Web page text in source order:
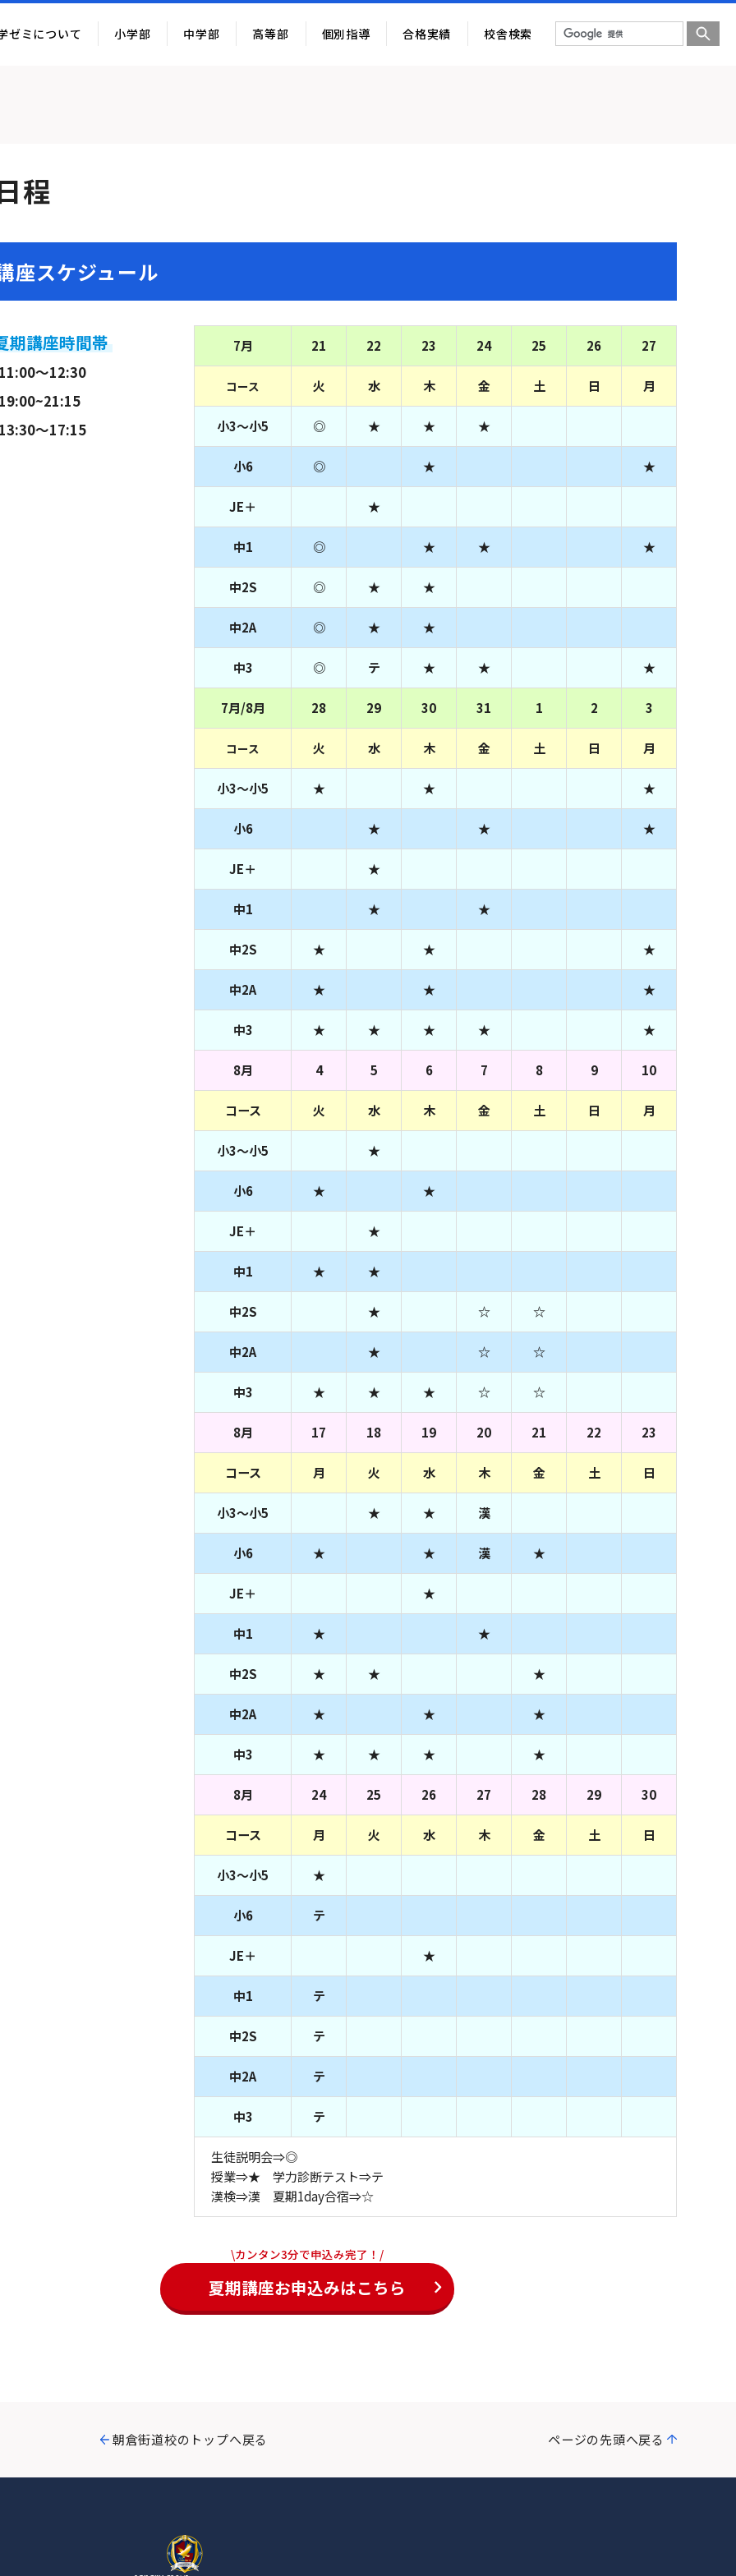
ゼミについて 小学部 中学部 高等部 個別指導 合格実績 校舎検索
程
座スケジュール
期講座時間帯
11:00～12:30
19:00~21:15
13:30～17:15
7月 21 22 23 24 25 26 27
コース 火 水 木 金 土 日 月
小3～小5 ◎ ★ ★ ★
小6 ◎ ★ ★
JE＋ ★
中1 ◎ ★ ★ ★
中2S ◎ ★ ★
中2A ◎ ★ ★
中3 ◎ テ ★ ★ ★
7月/8月 28 29 30 31 1 2 3
コース 火 水 木 金 土 日 月
小3～小5 ★ ★ ★
小6 ★ ★ ★
JE＋ ★
中1 ★ ★
中2S ★ ★ ★
中2A ★ ★ ★
中3 ★ ★ ★ ★ ★
8月 4 5 6 7 8 9 10
コース 火 水 木 金 土 日 月
小3～小5 ★
小6 ★ ★
JE＋ ★
中1 ★ ★
中2S ★ ☆ ☆
中2A ★ ☆ ☆
中3 ★ ★ ★ ☆ ☆
8月 17 18 19 20 21 22 23
コース 月 火 水 木 金 土 日
小3～小5 ★ ★ 漢
小6 ★ ★ 漢 ★
JE＋ ★
中1 ★ ★
中2S ★ ★ ★
中2A ★ ★ ★
中3 ★ ★ ★ ★
8月 24 25 26 27 28 29 30
コース 月 火 水 木 金 土 日
小3～小5 ★
小6 テ
JE＋ ★
中1 テ
中2S テ
中2A テ
中3 テ
生徒説明会⇒◎
授業⇒★ 学力診断テスト⇒テ
漢検⇒漢 夏期1day合宿⇒☆
\カンタン3分で申込み完了！/
夏期講座お申込みはこちら
朝倉街道校のトップへ戻る ページの先頭へ戻る